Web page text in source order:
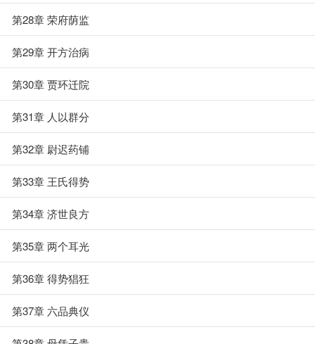
第28章 荣府荫监
第29章 开方治病
第30章 贾环迁院
第31章 人以群分
第32章 尉迟药铺
第33章 王氏得势
第34章 济世良方
第35章 两个耳光
第36章 得势猖狂
第37章 六品典仪